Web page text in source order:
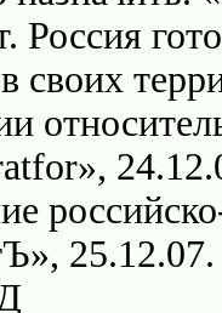
Россия
своих
25.12.07.